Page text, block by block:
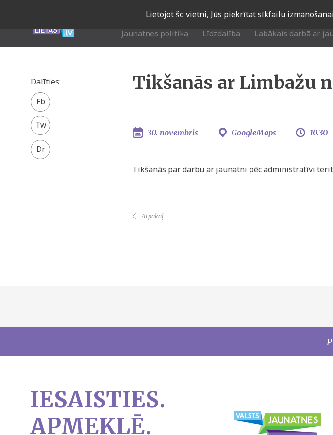
Lietojot šo vietni, Jūs piekrītat sīkfailu
Jaunatnes politika Līdzdalība Labākais darbā ar
Tikšanās ar Limbažu
GoogleMaps
30. novembris 10.30 -
Tikšanās par darbu ar jaunatni pēc administratīvi
Dalīties:
Facebook
share
Twitter
Atpakaļ
IESAISTIES.
APMEKLĒ.